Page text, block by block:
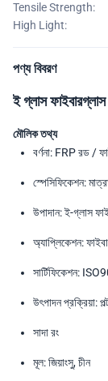
Tensile Strength:
High Light:
পণ্য বিবরণ
ই গ্লাস
মৌলিক তথ্য
বর্ণনা: FRP রড /
স্পেসিফিকেশন:
উপাদান: ই-গ্লাস
অ্যাপ্লিকেশন:
সার্টিফিকেশন:
উৎপাদন প্রক্রিয়া:
সাদা রং
মূল: জিয়াংসু, চীন